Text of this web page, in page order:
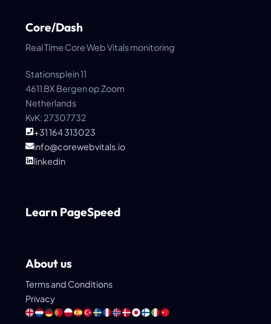
Core/Dash
Real Time Core Web Vitals monitoring
Stationsplein 11
4611 BX Bergen op Zoom
Netherlands
KvK: 27307732
+31 164 313023
info@corewebvitals.io
linkedin
Learn PageSpeed
About us
Terms and Conditions
Privacy